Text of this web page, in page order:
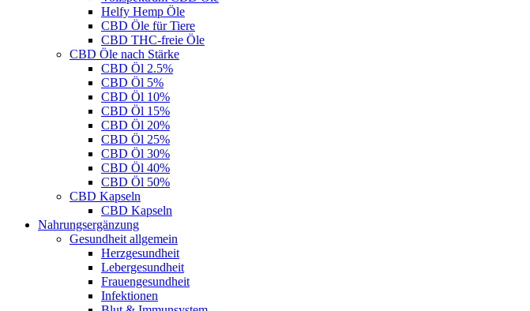
Helfy Hemp Öle
CBD Öle für Tiere
CBD THC-freie Öle
CBD Öle nach Stärke
CBD Öl 2.5%
CBD Öl 5%
CBD Öl 10%
CBD Öl 15%
CBD Öl 20%
CBD Öl 25%
CBD Öl 30%
CBD Öl 40%
CBD Öl 50%
CBD Kapseln
CBD Kapseln
Nahrungsergänzung
Gesundheit allgemein
Herzgesundheit
Lebergesundheit
Frauengesundheit
Infektionen